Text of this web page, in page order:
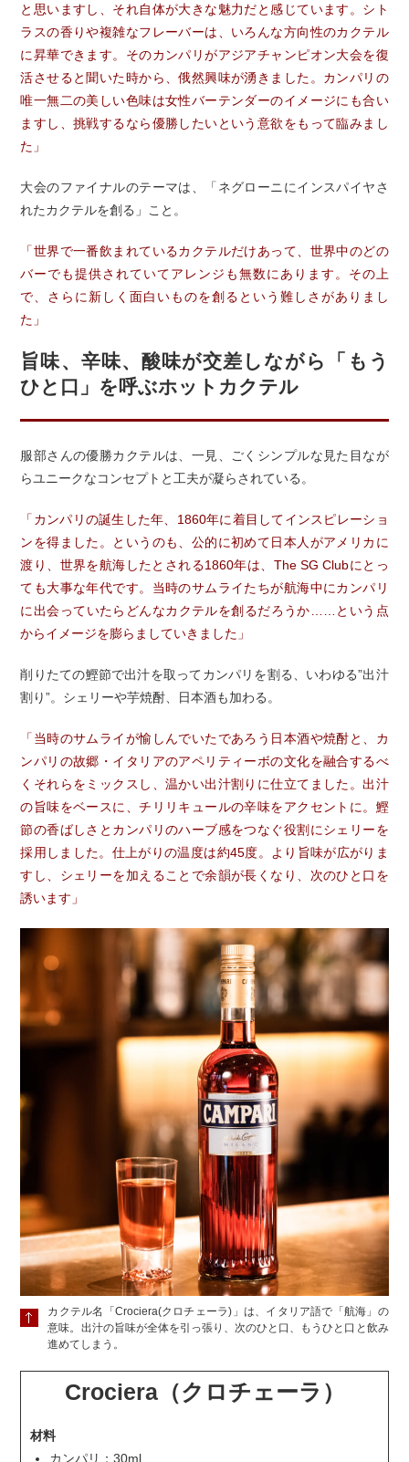
と思いますし、それ自体が大きな魅力だと感じています。シト
ラスの香りや複雑なフレーバーは、いろんな方向性のカクテル
に昇華できます。そのカンパリがアジアチャンピオン大会を復
活させると聞いた時から、俄然興味が湧きました。カンパリの
唯一無二の美しい色味は女性バーテンダーのイメージにも合い
ますし、挑戦するなら優勝したいという意欲をもって臨みまし
た」
大会のファイナルのテーマは、「ネグローニにインスパイヤさ
れたカクテルを創る」こと。
「世界で一番飲まれているカクテルだけあって、世界中のどの
バーでも提供されていてアレンジも無数にあります。その上
で、さらに新しく面白いものを創るという難しさがありまし
た」
旨味、辛味、酸味が交差しながら「もう
ひと口」を呼ぶホットカクテル
服部さんの優勝カクテルは、一見、ごくシンプルな見た目なが
らユニークなコンセプトと工夫が凝らされている。
「カンパリの誕生した年、1860年に着目してインスピレーショ
ンを得ました。というのも、公的に初めて日本人がアメリカに
渡り、世界を航海したとされる1860年は、The SG Clubにとっ
ても大事な年代です。当時のサムライたちが航海中にカンパリ
に出会っていたらどんなカクテルを創るだろうか……という点
からイメージを膨らましていきました」
削りたての鰹節で出汁を取ってカンパリを割る、いわゆる”出汁
割り”。シェリーや芋焼酎、日本酒も加わる。
「当時のサムライが愉しんでいたであろう日本酒や焼酎と、カ
ンパリの故郷・イタリアのアペリティーボの文化を融合するべ
くそれらをミックスし、温かい出汁割りに仕立てました。出汁
の旨味をベースに、チリリキュールの辛味をアクセントに。鰹
節の香ばしさとカンパリのハーブ感をつなぐ役割にシェリーを
採用しました。仕上がりの温度は約45度。より旨味が広がりま
すし、シェリーを加えることで余韻が長くなり、次のひと口を
誘います」
カクテル名「Crociera(クロチェーラ)」は、イタリア語で「航海」の
意味。出汁の旨味が全体を引っ張り、次のひと口、もうひと口と飲み
進めてしまう。
Crociera（クロチェーラ）
材料
カンパリ：30ml